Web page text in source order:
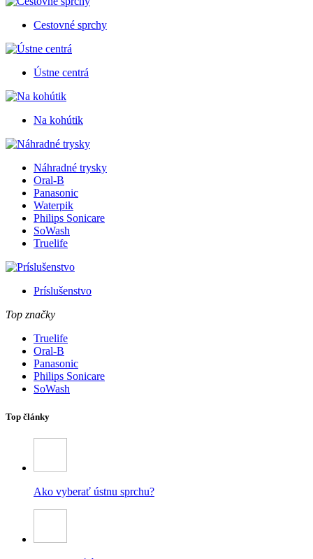
Cestovné sprchy
Ústne centrá
Na kohútik
Náhradné trysky
Oral-B
Panasonic
Waterpik
Philips Sonicare
SoWash
Truelife
Príslušenstvo
Top značky
Truelife
Oral-B
Panasonic
Philips Sonicare
SoWash
Top články
Ako vyberať ústnu sprchu?